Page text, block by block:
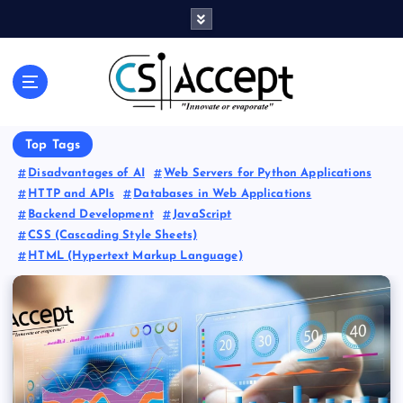
Innovate or Evaporate
Top Tags
Disadvantages of AI
Web Servers for Python Applications
HTTP and APIs
Databases in Web Applications
Backend Development
JavaScript
CSS (Cascading Style Sheets)
HTML (Hypertext Markup Language)